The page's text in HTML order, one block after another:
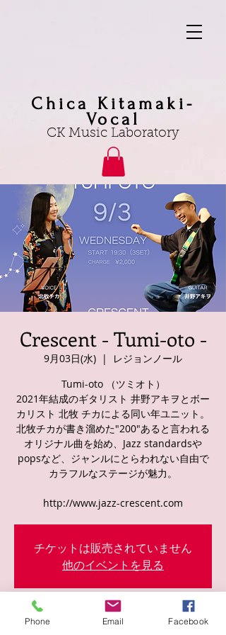
Chica Kitamaki-
Vocal
CK Music Laboratory
Crescent - Tumi-oto -
9月03日(水)
  |
レジョンノール
Tumi-oto （ツミオト）
2021年結成のギタリスト 井野アキヲとボー
カリスト 北牧 チカによる同い年ユニット。
北牧チカが書き溜めた"200"あると言われる
オリジナル曲を始め、Jazz standardsや
popsなど、ジャンルにとらわれない自由で
カラフルなステージが魅力。
http://www.jazz-crescent.com
チケットは販売されていません
他のイベントを見る
日時・場所
Phone Email Facebook